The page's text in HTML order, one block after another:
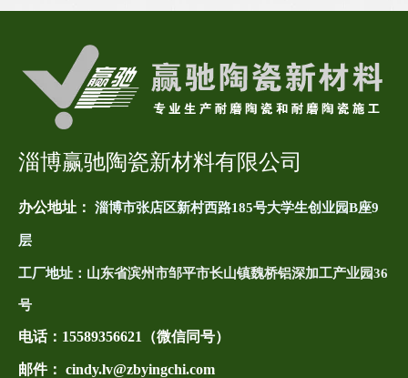
淄博赢驰陶瓷新材料有限公司
办公地址： 淄博市张店区新村西路185号大学生创业园B座9
层
工厂地址： 山东省滨州市邹平市长山镇魏桥铝深加工产业园36
号
电话： 15589356621（微信同号）
邮件： cindy.lv@zbyingchi.com